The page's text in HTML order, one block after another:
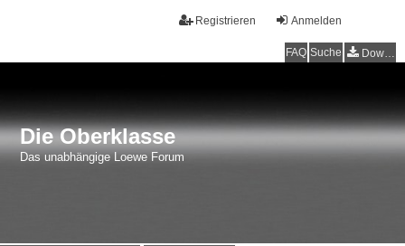
Anmelden
Registrieren
FAQ Suche Downloads
Die Oberklasse
Das unabhängige Loewe Forum